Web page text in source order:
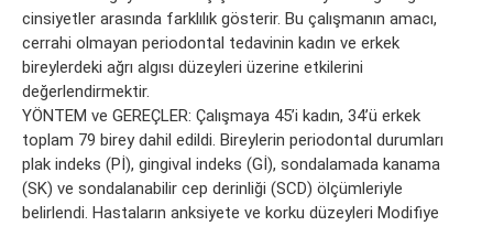
cinsiyetler arasında farklılık gösterir. Bu çalışmanın amacı,
cerrahi olmayan periodontal tedavinin kadın ve erkek
bireylerdeki ağrı algısı düzeyleri üzerine etkilerini
değerlendirmektir.
YÖNTEM ve GEREÇLER: Çalışmaya 45’i kadın, 34’ü erkek
toplam 79 birey dahil edildi. Bireylerin periodontal durumları
plak indeks (Pİ), gingival indeks (Gİ), sondalamada kanama
(SK) ve sondalanabilir cep derinliği (SCD) ölçümleriyle
belirlendi. Hastaların anksiyete ve korku düzeyleri Modifiye